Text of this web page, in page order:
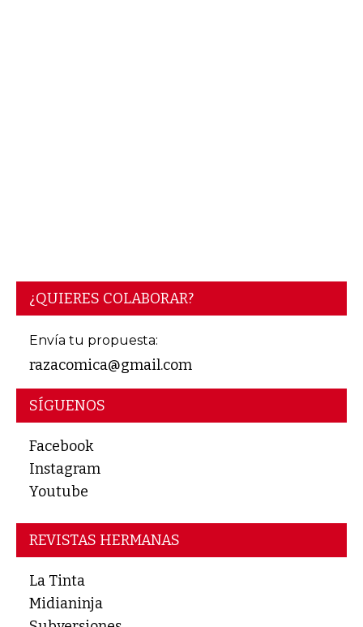
¿QUIERES COLABORAR?
Envía tu propuesta:
razacomica@gmail.com
SÍGUENOS
Facebook
Instagram
Youtube
REVISTAS HERMANAS
La Tinta
Midianinja